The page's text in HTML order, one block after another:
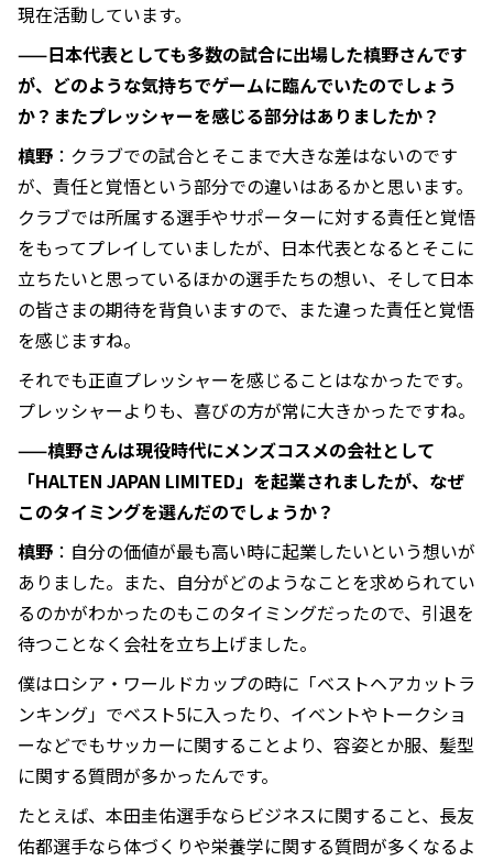
現在活動しています。
——日本代表としても多数の試合に出場した槙野さんです
が、どのような気持ちでゲームに臨んでいたのでしょう
か？またプレッシャーを感じる部分はありましたか？
槙野 ：クラブでの試合とそこまで大きな差はないのです
が、責任と覚悟という部分での違いはあるかと思います。
クラブでは所属する選手やサポーターに対する責任と覚悟
をもってプレイしていましたが、日本代表となるとそこに
立ちたいと思っているほかの選手たちの想い、そして日本
の皆さまの期待を背負いますので、また違った責任と覚悟
を感じますね。
それでも正直プレッシャーを感じることはなかったです。
プレッシャーよりも、喜びの方が常に大きかったですね。
——槙野さんは現役時代にメンズコスメの会社として
「HALTEN JAPAN LIMITED」を起業されましたが、なぜ
このタイミングを選んだのでしょうか？
槙野 ：自分の価値が最も高い時に起業したいという想いが
ありました。また、自分がどのようなことを求められてい
るのかがわかったのもこのタイミングだったので、引退を
待つことなく会社を立ち上げました。
僕はロシア・ワールドカップの時に「ベストヘアカットラ
ンキング」でベスト5に入ったり、イベントやトークショ
ーなどでもサッカーに関することより、容姿とか服、髪型
に関する質問が多かったんです。
たとえば、本田圭佑選手ならビジネスに関すること、長友
佑都選手なら体づくりや栄養学に関する質問が多くなるよ